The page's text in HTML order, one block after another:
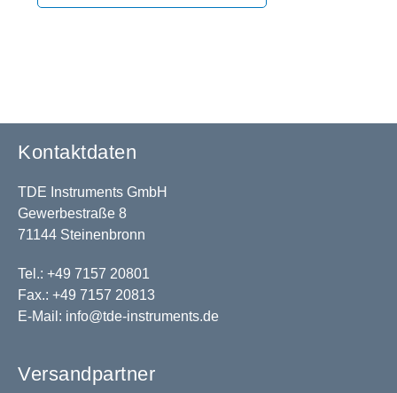
Kontaktdaten
TDE Instruments GmbH
Gewerbestraße 8
71144 Steinenbronn
Tel.: +49 7157 20801
Fax.: +49 7157 20813
E-Mail: info@tde-instruments.de
Versandpartner